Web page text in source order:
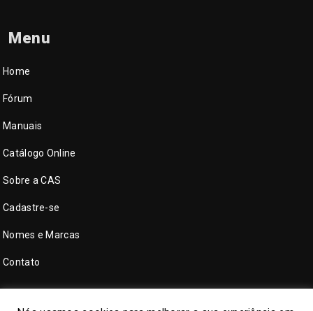
Menu
Home
Fórum
Manuais
Catálogo Online
Sobre a CAS
Cadastre-se
Nomes e Marcas
Contato